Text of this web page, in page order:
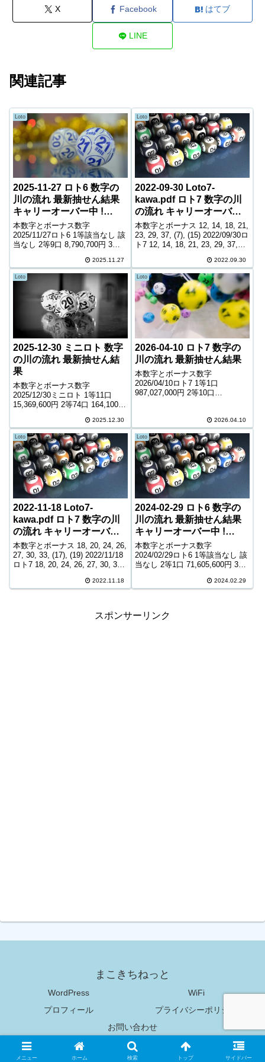
X Facebook はてブ
LINE
関連記事
Loto
2025-11-27 ロト6 数字の
川の流れ 最新抽せん結果
キャリーオーバー中 !
693,711,520円
本数字とボーナス数字
2025/11/27ロト6 1等該当なし 該
当なし 2等9口 8,790,700円 3等
6,600円 5等227,553口 1,000円
キャリーオーバー 693,711...
2025.11.27
Loto
2022-09-30 Loto7-
kawa.pdf ロト7 数字の川
の流れ キャリーオーバー
中! 363,773,865円
本数字とボーナス 12, 14, 18, 21,
23, 29, 37, (7), (15) 2022/09/30ロ
ト7 12, 14, 18, 21, 23, 29, 37,
2022.09.30
Loto
2025-12-30 ミニロト 数字
の川の流れ 最新抽せん結
果
本数字とボーナス数字
2025/12/30ミニロト 1等11口
15,369,600円 2等74口 164,100円
口 1,000円 ＊抽せんの結果は最
終的に発売元の発表のものと照
合して下...
2025.12.30
Loto
2026-04-10 ロト7 数字の
川の流れ 最新抽せん結果
本数字とボーナス数字
2026/04/10ロト7 1等1口
987,027,000円 2等10口
口 1,300円 6等187,855口...2026.04.10
Loto
2022-11-18 Loto7-
kawa.pdf ロト7 数字の川
の流れ キャリーオーバー
中! 353,930,960円
本数字とボーナス 18, 20, 24, 26,
27, 30, 33, (17), (19) 2022/11/18
ロト7 18, 20, 24, 26, 27, 30, 33,
2022.11.18
Loto
2024-02-29 ロト6 数字の
川の流れ 最新抽せん結果
キャリーオーバー中 !
238,677,746円
本数字とボーナス数字
2024/02/29ロト6 1等該当なし 該
当なし 2等1口 71,605,600円 3等
11,000円 5等125,656口 1,000円
2024.02.29
スポンサーリンク
まこきちねっと
WordPress
WiFi
プロフィール
プライバシーポリシー
お問い合わせ
Copyright © 2018-2026 まこきちねっと All Rights Reserved.
メニュー ホーム 検索 トップ サイドバー